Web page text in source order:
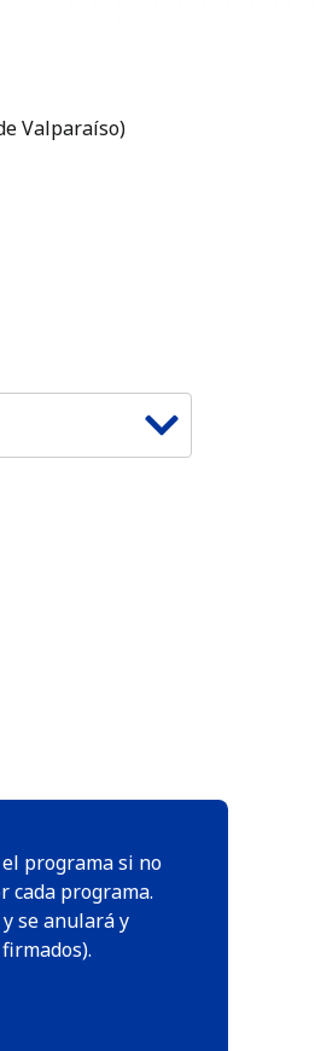
Valparaíso)
programa si no
cada programa.
se anulará y